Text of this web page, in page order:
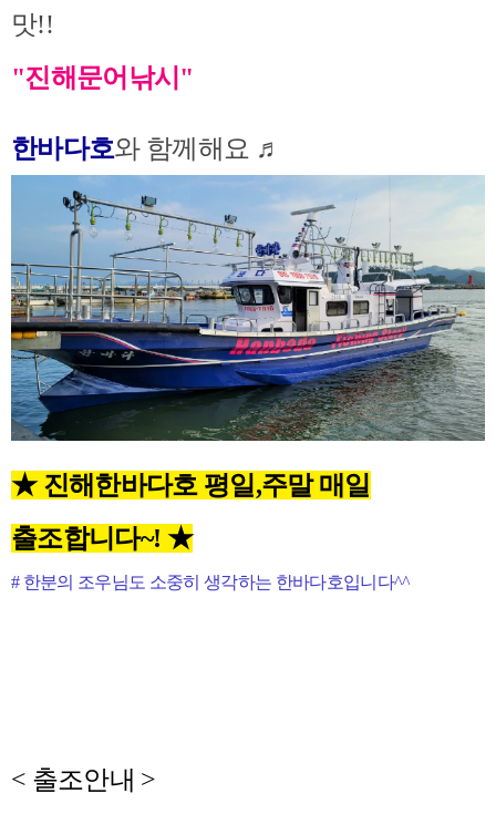
맛!!
"진해문어낚시 "
한바다호와 함께해요 ♬
★ 진해한바다호 평일,주말 매일
출조합니다~! ★
# 한분의 조우님도 소중히 생각하는 한바다호입니다^^
< 출조안내 >